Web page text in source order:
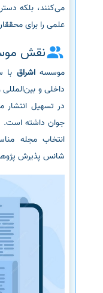
می‌کنند، بلکه
علمی را برای
نقش
موسسهاشراق با
داخلی و
در تسهیل انتشار
جوان داشته است.
انتخاب مجله
شانس پذیرش